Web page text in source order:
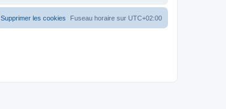
Fuseau horaire sur UTC+02:00
Supprimer les cookies